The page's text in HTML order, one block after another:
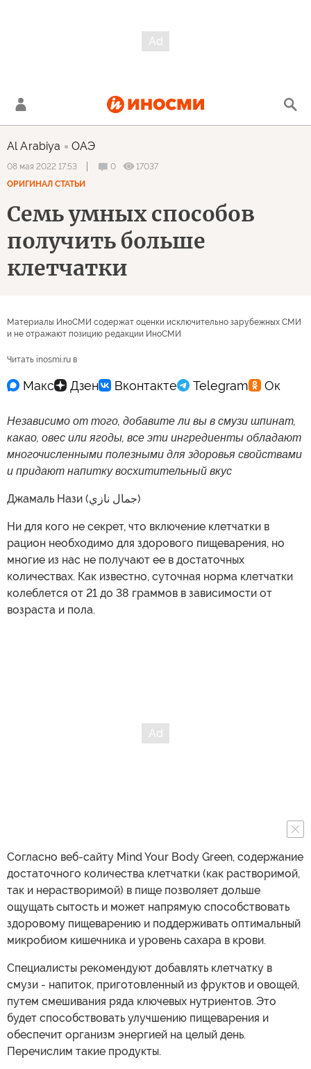
Al Arabiya ОАЭ
08 мая 2022 17:53 0
17037
ОРИГИНАЛ СТАТЬИ
Семь умных способов
получить больше
клетчатки
Материалы ИноСМИ содержат оценки исключительно зарубежных СМИ
и не отражают позицию редакции ИноСМИ
Читать inosmi.ru в
Независимо от того, добавите ли вы в смузи шпинат,
какао, овес или ягоды, все эти ингредиенты обладают
многочисленными полезными для здоровья свойствами
и придают напитку восхитительный вкус
Джамаль Нази (جمال نازي)
Ни для кого не секрет, что включение клетчатки в
рацион необходимо для здорового пищеварения, но
многие из нас не получают ее в достаточных
количествах. Как известно, суточная норма клетчатки
колеблется от 21 до 38 граммов в зависимости от
возраста и пола.
Согласно веб-сайту Mind Your Body Green, содержание
достаточного количества клетчатки (как растворимой,
так и нерастворимой) в пище позволяет дольше
ощущать сытость и может напрямую способствовать
здоровому пищеварению и поддерживать оптимальный
микробиом кишечника и уровень сахара в крови.
Специалисты рекомендуют добавлять клетчатку в
смузи - напиток, приготовленный из фруктов и овощей,
путем смешивания ряда ключевых нутриентов. Это
будет способствовать улучшению пищеварения и
обеспечит организм энергией на целый день.
Перечислим такие продукты.